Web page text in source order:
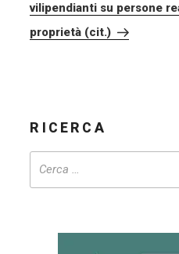
vilipendianti su persone
proprietà (cit.)
RICERCA